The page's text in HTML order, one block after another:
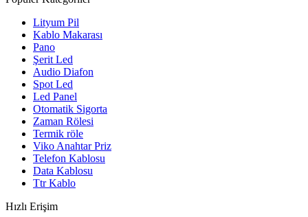
Lityum Pil
Kablo Makarası
Pano
Şerit Led
Audio Diafon
Spot Led
Led Panel
Otomatik Sigorta
Zaman Rölesi
Termik röle
Viko Anahtar Priz
Telefon Kablosu
Data Kablosu
Ttr Kablo
Hızlı Erişim